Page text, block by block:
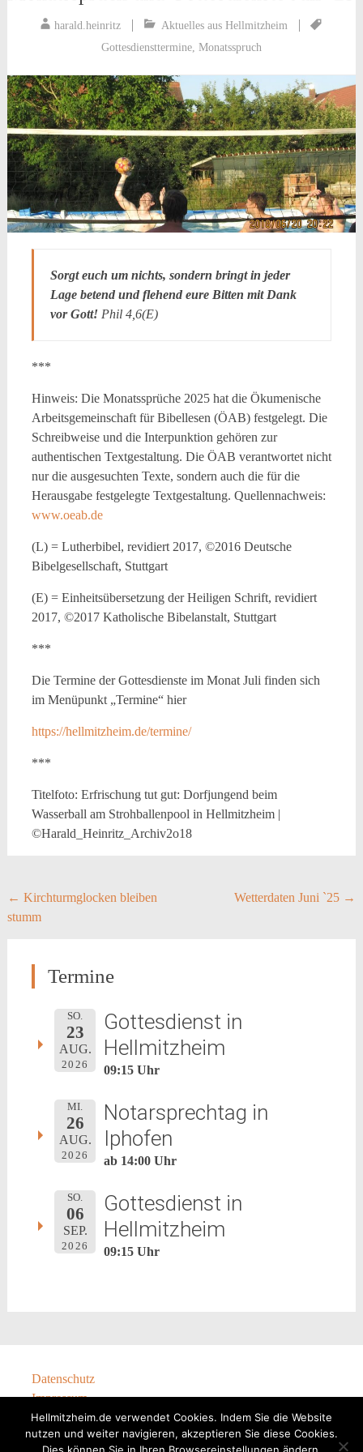
harald.heinritz
Aktuelles aus Hellmitzheim
Gottesdiensttermine, Monatsspruch
Sorgt euch um nichts, sondern bringt in jeder
Lage betend und flehend eure Bitten mit Dank
vor Gott! Phil 4,6(E)
***
Hinweis: Die Monatssprüche 2025 hat die Ökumenische
Arbeitsgemeinschaft für Bibellesen (ÖAB) festgelegt. Die
Schreibweise und die Interpunktion gehören zur
authentischen Textgestaltung. Die ÖAB verantwortet nicht
nur die ausgesuchten Texte, sondern auch die für die
Herausgabe festgelegte Textgestaltung. Quellennachweis:
www.oeab.de
(L) = Lutherbibel, revidiert 2017, ©2016 Deutsche
Bibelgesellschaft, Stuttgart
(E) = Einheitsübersetzung der Heiligen Schrift, revidiert
2017, ©2017 Katholische Bibelanstalt, Stuttgart
***
Die Termine der Gottesdienste im Monat Juli finden sich
im Menüpunkt „Termine“ hier
https://hellmitzheim.de/termine/
***
Titelfoto: Erfrischung tut gut: Dorfjungend beim
Wasserball am Strohballenpool in Hellmitzheim |
©Harald_Heinritz_Archiv2o18
Post
navigation
← Kirchturmglocken bleiben
stumm
Wetterdaten Juni `25 →
Termine
SO.
23
AUG.
2026
Gottesdienst in
Hellmitzheim
09:15 Uhr
MI.
26
AUG.
2026
Notarsprechtag in
Iphofen
ab 14:00 Uhr
SO.
06
SEP.
2026
Gottesdienst in
Hellmitzheim
09:15 Uhr
Datenschutz
Impressum
Hellmitzheim.de verwendet Cookies. Indem Sie die Website
nutzen und weiter navigieren, akzeptieren Sie diese Cookies.